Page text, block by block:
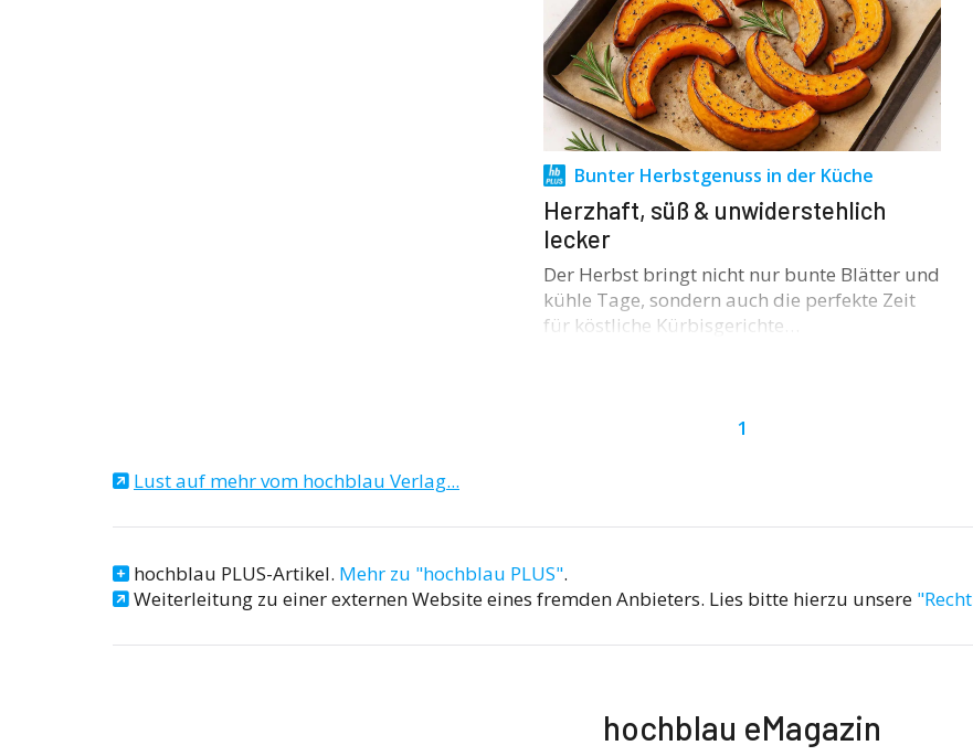
Bunter Herbstgenuss in der Küche
Herzhaft, süß & unwiderstehlich
lecker
Der Herbst bringt nicht nur bunte Blätter und
kühle Tage, sondern auch die perfekte Zeit
für köstliche Kürbisgerichte…
1
Lust auf mehr vom hochblau Verlag...
hochblau PLUS-Artikel. Mehr zu "hochblau PLUS".
Weiterleitung zu einer externen Website eines fremden Anbieters. Lies bitte hierzu unsere
hochblau eMagazin